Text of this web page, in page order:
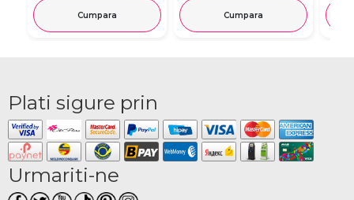
Cumpara Cumpara
Plati sigure prin
Urmariti-ne